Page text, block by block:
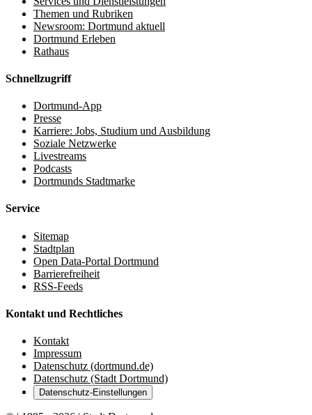
Themen und Rubriken
Newsroom: Dortmund aktuell
Dortmund Erleben
Rathaus
Schnellzugriff
Dortmund-App
Presse
Karriere: Jobs, Studium und Ausbildung
Soziale Netzwerke
Livestreams
Podcasts
Dortmunds Stadtmarke
Service
Sitemap
Stadtplan
Open Data-Portal Dortmund
Barrierefreiheit
RSS-Feeds
Kontakt und Rechtliches
Kontakt
Impressum
Datenschutz (dortmund.de)
Datenschutz (Stadt Dortmund)
Datenschutz-Einstellungen